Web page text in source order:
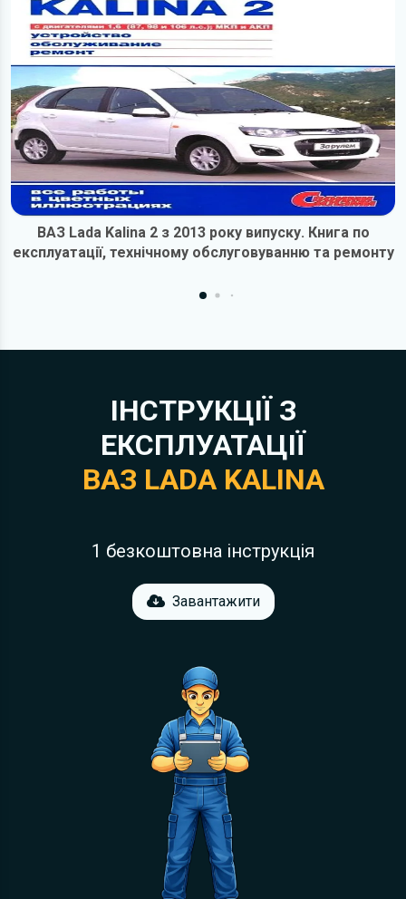
ВАЗ Lada Kalina 2 з 2013 року випуску. Книга по
експлуатації, технічному обслуговуванню та ремонту
ІНСТРУКЦІЇ З
ЕКСПЛУАТАЦІЇ
ВАЗ LADA KALINA
1 безкоштовна інструкція
Завантажити